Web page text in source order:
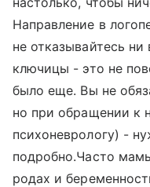
Направление в
не отказывайтесь
ключицы - это не
было еще. Вы не
но при обращении к
психоневрологу) -
подробно.Часто
родах и